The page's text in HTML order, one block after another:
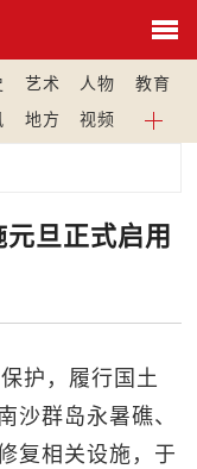
艺术 人物
教育
地方 视频
旦正式启用
护，履行国土
沙群岛永暑礁、
复相关设施，于